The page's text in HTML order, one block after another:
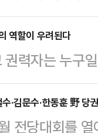
양조약기구(
외교를 말하
는 22일 페이
지지 않는다"
임 이후의 산
역할이 우려된다
권력자는 누구
, 정답이 있는
다고 해야 할
리라는 자리
·김문수·한동훈 野 당
전당대회를